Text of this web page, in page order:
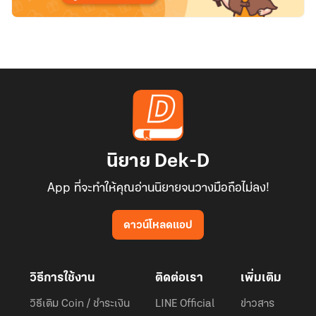
นิยาย Dek-D
App ที่จะทำให้คุณอ่านนิยายจนวางมือถือไม่ลง!
ดาวน์โหลดแอป
วิธีการใช้งาน
วิธีเติม Coin / ชำระเงิน
ติดต่อเรา
LINE Official
เพิ่มเติม
ข่าวสาร